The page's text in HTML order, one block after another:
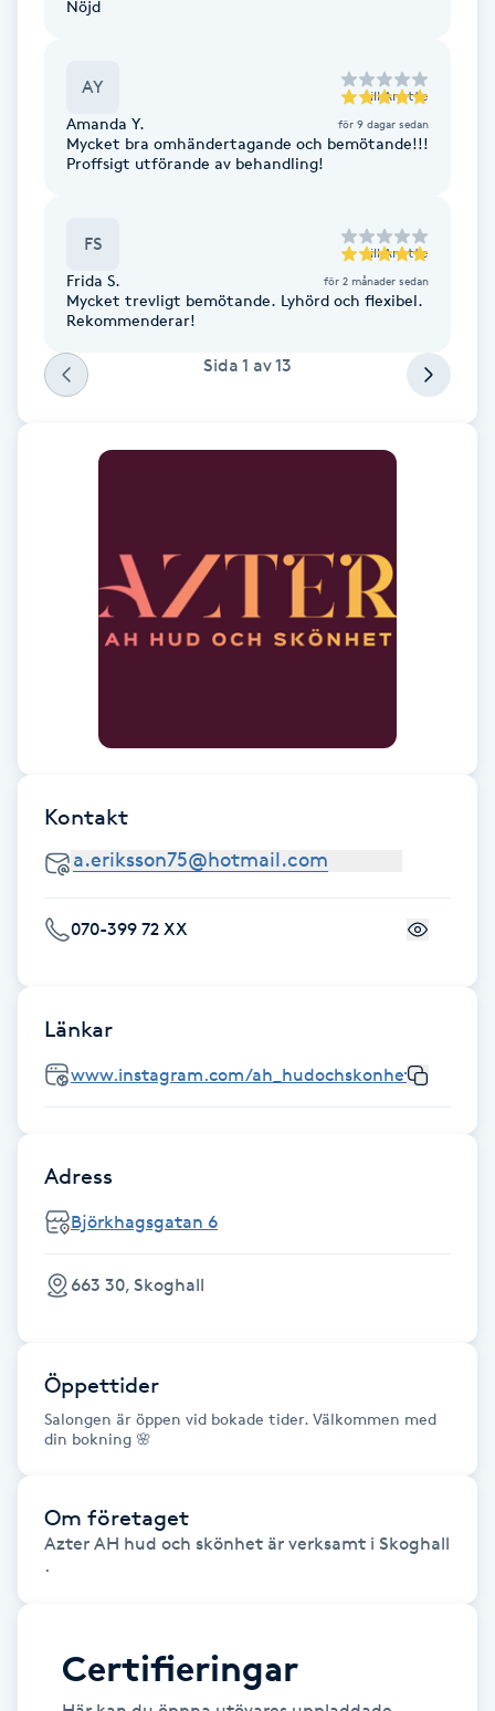
Fransk manikyr
Fransrengöring
Frekvensterapi
Funktionsanalys
Gravidmassage
Gravidyoga
Gruppträning
Gua Sha-massage
Hatha Yoga
Headspa
Healing
HIFU
Hollywood Peel
Huduppstramning
Nöjd
AY till Anette
Amanda Y. för 9 dagar sedan
Mycket bra omhändertagande och bemötande!!!
Proffsigt utförande av behandling!
FS till Anette
Frida S. för 2 månader sedan
Mycket trevligt bemötande. Lyhörd och flexibel.
Rekommenderar!
Sida 1 av13
Kontakt
070-399 72 XX
Länkar
www.instagram.com/ah_hudochskonhet
Adress
Björkhagsgatan 6
663 30, Skoghall
Öppettider
Salongen är öppen vid bokade tider. Välkommen med
din bokning 🌸
Om företaget
Azter AH hud och skönhet är verksamt i Skoghall
.
Certifieringar